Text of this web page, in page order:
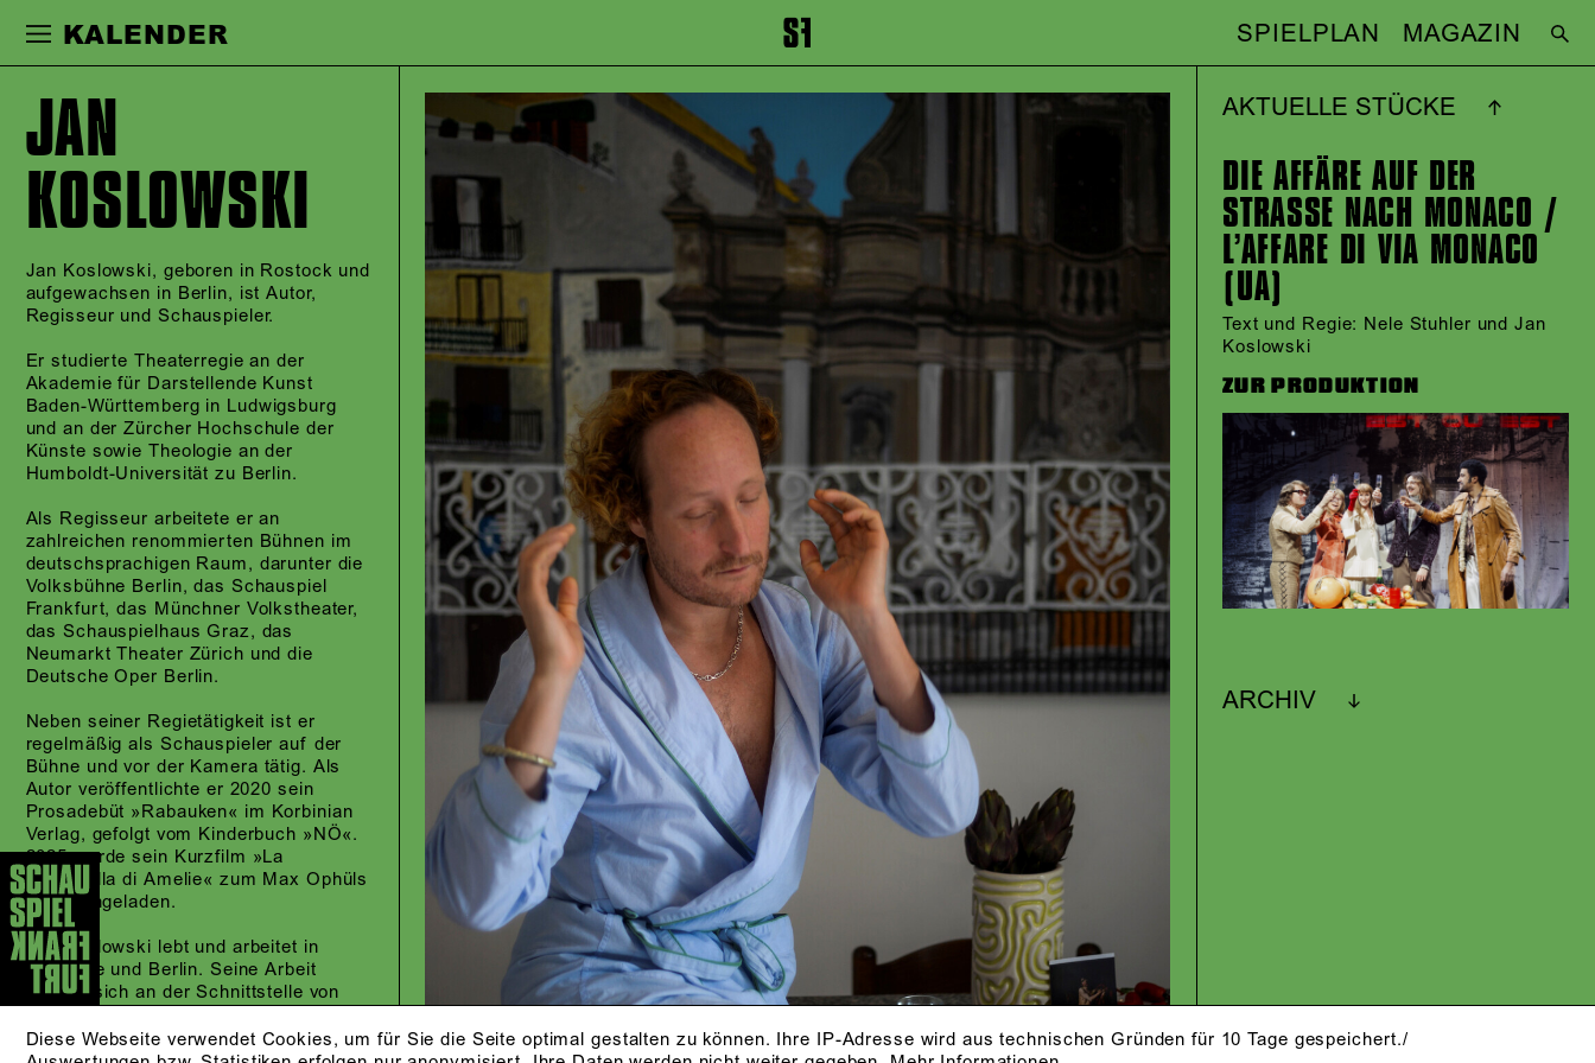
Zur Hauptnavigation springen Zum Footer springen
KALENDER SPIELPLAN MAGAZIN
Diese Webseite verwendet Cookies, um für Sie die Seite optimal gestalten zu können. Ihre IP-Adresse wird aus technischen Gründen für 10 Tage gespeichert./
JAN
KOSLOWSKI
Jan Koslowski, geboren in Rostock und
aufgewachsen in Berlin, ist Autor,
Regisseur und Schauspieler.
Er studierte Theaterregie an der
Akademie für Darstellende Kunst
Baden-Württemberg in Ludwigsburg
und an der Zürcher Hochschule der
Künste sowie Theologie an der
Humboldt-Universität zu Berlin.
Als Regisseur arbeitete er an
zahlreichen renommierten Bühnen im
deutschsprachigen Raum, darunter die
Volksbühne Berlin, das Schauspiel
Frankfurt, das Münchner Volkstheater,
das Schauspielhaus Graz, das
Neumarkt Theater Zürich und die
Deutsche Oper Berlin.
Neben seiner Regietätigkeit ist er
regelmäßig als Schauspieler auf der
Bühne und vor der Kamera tätig. Als
Autor veröffentlichte er 2020 sein
Prosadebüt »Rabauken« im Korbinian
Verlag, gefolgt vom Kinderbuch »NÖ«.
2025 wurde sein Kurzfilm »La
Passarella di Amelie« zum Max Ophüls
Preis eingeladen.
Jan Koslowski lebt und arbeitet in
Marseille und Berlin. Seine Arbeit
bewegt sich an der Schnittstelle von
AKTUELLE STÜCKE
DIE AFFÄRE AUF DER
STRASSE NACH MONACO / L
’AFFARE DI VIA MONACO (
UA)
Text und Regie: Nele Stuhler und Jan
Koslowski
ZUR PRODUKTION
ARCHIV